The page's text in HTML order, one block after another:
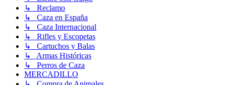
↳ Reclamo
↳ Caza en España
↳ Caza Internacional
↳ Rifles y Escopetas
↳ Cartuchos y Balas
↳ Armas Históricas
↳ Perros de Caza
MERCADILLO